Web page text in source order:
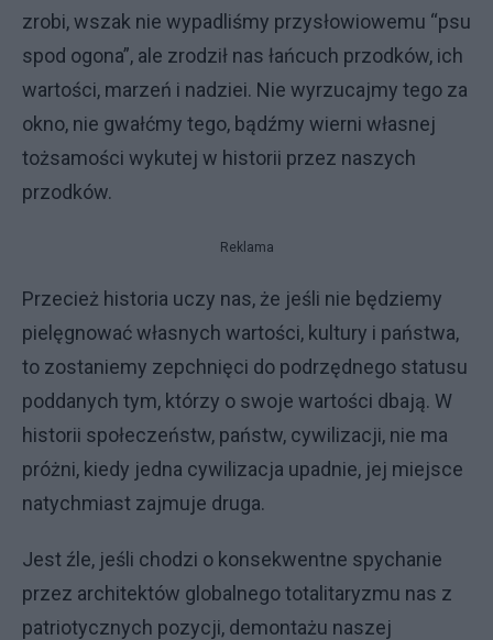
zrobi, wszak nie wypadliśmy przysłowiowemu “psu
spod ogona”, ale zrodził nas łańcuch przodków, ich
wartości, marzeń i nadziei. Nie wyrzucajmy tego za
okno, nie gwałćmy tego, bądźmy wierni własnej
tożsamości wykutej w historii przez naszych
przodków.
Reklama
Przecież historia uczy nas, że jeśli nie będziemy
pielęgnować własnych wartości, kultury i państwa,
to zostaniemy zepchnięci do podrzędnego statusu
poddanych tym, którzy o swoje wartości dbają. W
historii społeczeństw, państw, cywilizacji, nie ma
próżni, kiedy jedna cywilizacja upadnie, jej miejsce
natychmiast zajmuje druga.
Jest źle, jeśli chodzi o konsekwentne spychanie
przez architektów globalnego totalitaryzmu nas z
patriotycznych pozycji, demontażu naszej